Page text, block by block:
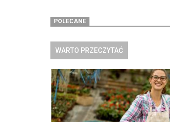
POLECANE
WARTO PRZECZYTAĆ